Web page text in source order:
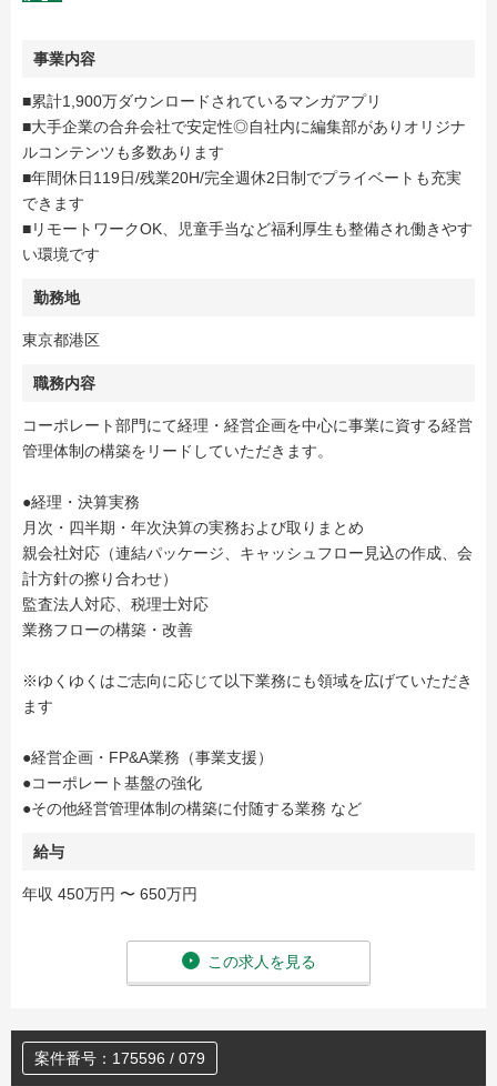
事業内容
■累計1,900万ダウンロードされているマンガアプリ
■大手企業の合弁会社で安定性◎自社内に編集部がありオリジナ
ルコンテンツも多数あります
■年間休日119日/残業20H/完全週休2日制でプライベートも充実
できます
■リモートワークOK、児童手当など福利厚生も整備され働きやす
い環境です
勤務地
東京都港区
職務内容
コーポレート部門にて経理・経営企画を中心に事業に資する経営
管理体制の構築をリードしていただきます。
●経理・決算実務
月次・四半期・年次決算の実務および取りまとめ
親会社対応（連結パッケージ、キャッシュフロー見込の作成、会
計方針の擦り合わせ）
監査法人対応、税理士対応
業務フローの構築・改善
※ゆくゆくはご志向に応じて以下業務にも領域を広げていただき
ます
●経営企画・FP&A業務（事業支援）
●コーポレート基盤の強化
●その他経営管理体制の構築に付随する業務 など
給与
年収 450万円 〜 650万円
この求人を見る
案件番号：175596 / 079